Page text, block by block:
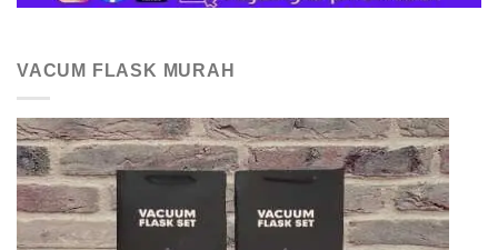
VACUM FLASK MURAH